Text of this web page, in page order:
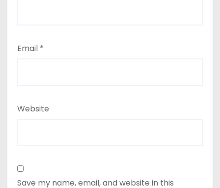
Email *
Website
Save my name, email, and website in this